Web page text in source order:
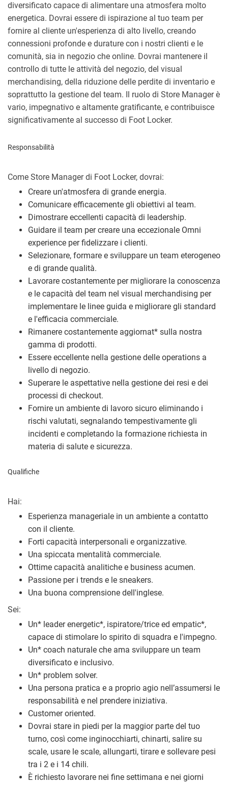
diversificato capace di alimentare una atmosfera molto
energetica. Dovrai essere di ispirazione al tuo team per
fornire al cliente un'esperienza di alto livello, creando
connessioni profonde e durature con i nostri clienti e le
comunità, sia in negozio che online. Dovrai mantenere il
controllo di tutte le attività del negozio, del visual
merchandising, della riduzione delle perdite di inventario e
soprattutto la gestione del team. Il ruolo di Store Manager è
vario, impegnativo e altamente gratificante, e contribuisce
significativamente al successo di Foot Locker.
Responsabilità
Come Store Manager di Foot Locker, dovrai:
Creare un'atmosfera di grande energia.
Comunicare efficacemente gli obiettivi al team.
Dimostrare eccellenti capacità di leadership.
Guidare il team per creare una eccezionale Omni
experience per fidelizzare i clienti.
Selezionare, formare e sviluppare un team eterogeneo
e di grande qualità.
Lavorare costantemente per migliorare la conoscenza
e le capacità del team nel visual merchandising per
implementare le linee guida e migliorare gli standard
e l'efficacia commerciale.
Rimanere costantemente aggiornat* sulla nostra
gamma di prodotti.
Essere eccellente nella gestione delle operations a
livello di negozio.
Superare le aspettative nella gestione dei resi e dei
processi di checkout.
Fornire un ambiente di lavoro sicuro eliminando i
rischi valutati, segnalando tempestivamente gli
incidenti e completando la formazione richiesta in
materia di salute e sicurezza.
Qualifiche
Hai:
Esperienza manageriale in un ambiente a contatto
con il cliente.
Forti capacità interpersonali e organizzative.
Una spiccata mentalità commerciale.
Ottime capacità analitiche e business acumen.
Passione per i trends e le sneakers.
Una buona comprensione dell'inglese.
Sei:
Un* leader energetic*, ispiratore/trice ed empatic*,
capace di stimolare lo spirito di squadra e l'impegno.
Un* coach naturale che ama sviluppare un team
diversificato e inclusivo.
Un* problem solver.
Una persona pratica e a proprio agio nell’assumersi le
responsabilità e nel prendere iniziativa.
Customer oriented.
Dovrai stare in piedi per la maggior parte del tuo
turno, così come inginocchiarti, chinarti, salire su
scale, usare le scale, allungarti, tirare e sollevare pesi
tra i 2 e i 14 chili.
È richiesto lavorare nei fine settimana e nei giorni